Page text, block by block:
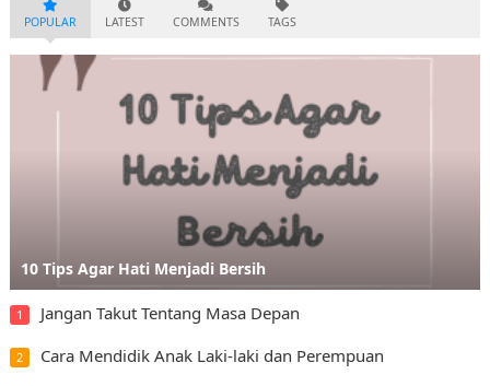
POPULAR LATEST COMMENTS TAGS
10 Tips Agar Hati Menjadi Bersih
1 Jangan Takut Tentang Masa Depan
2 Cara Mendidik Anak Laki-laki dan Perempuan